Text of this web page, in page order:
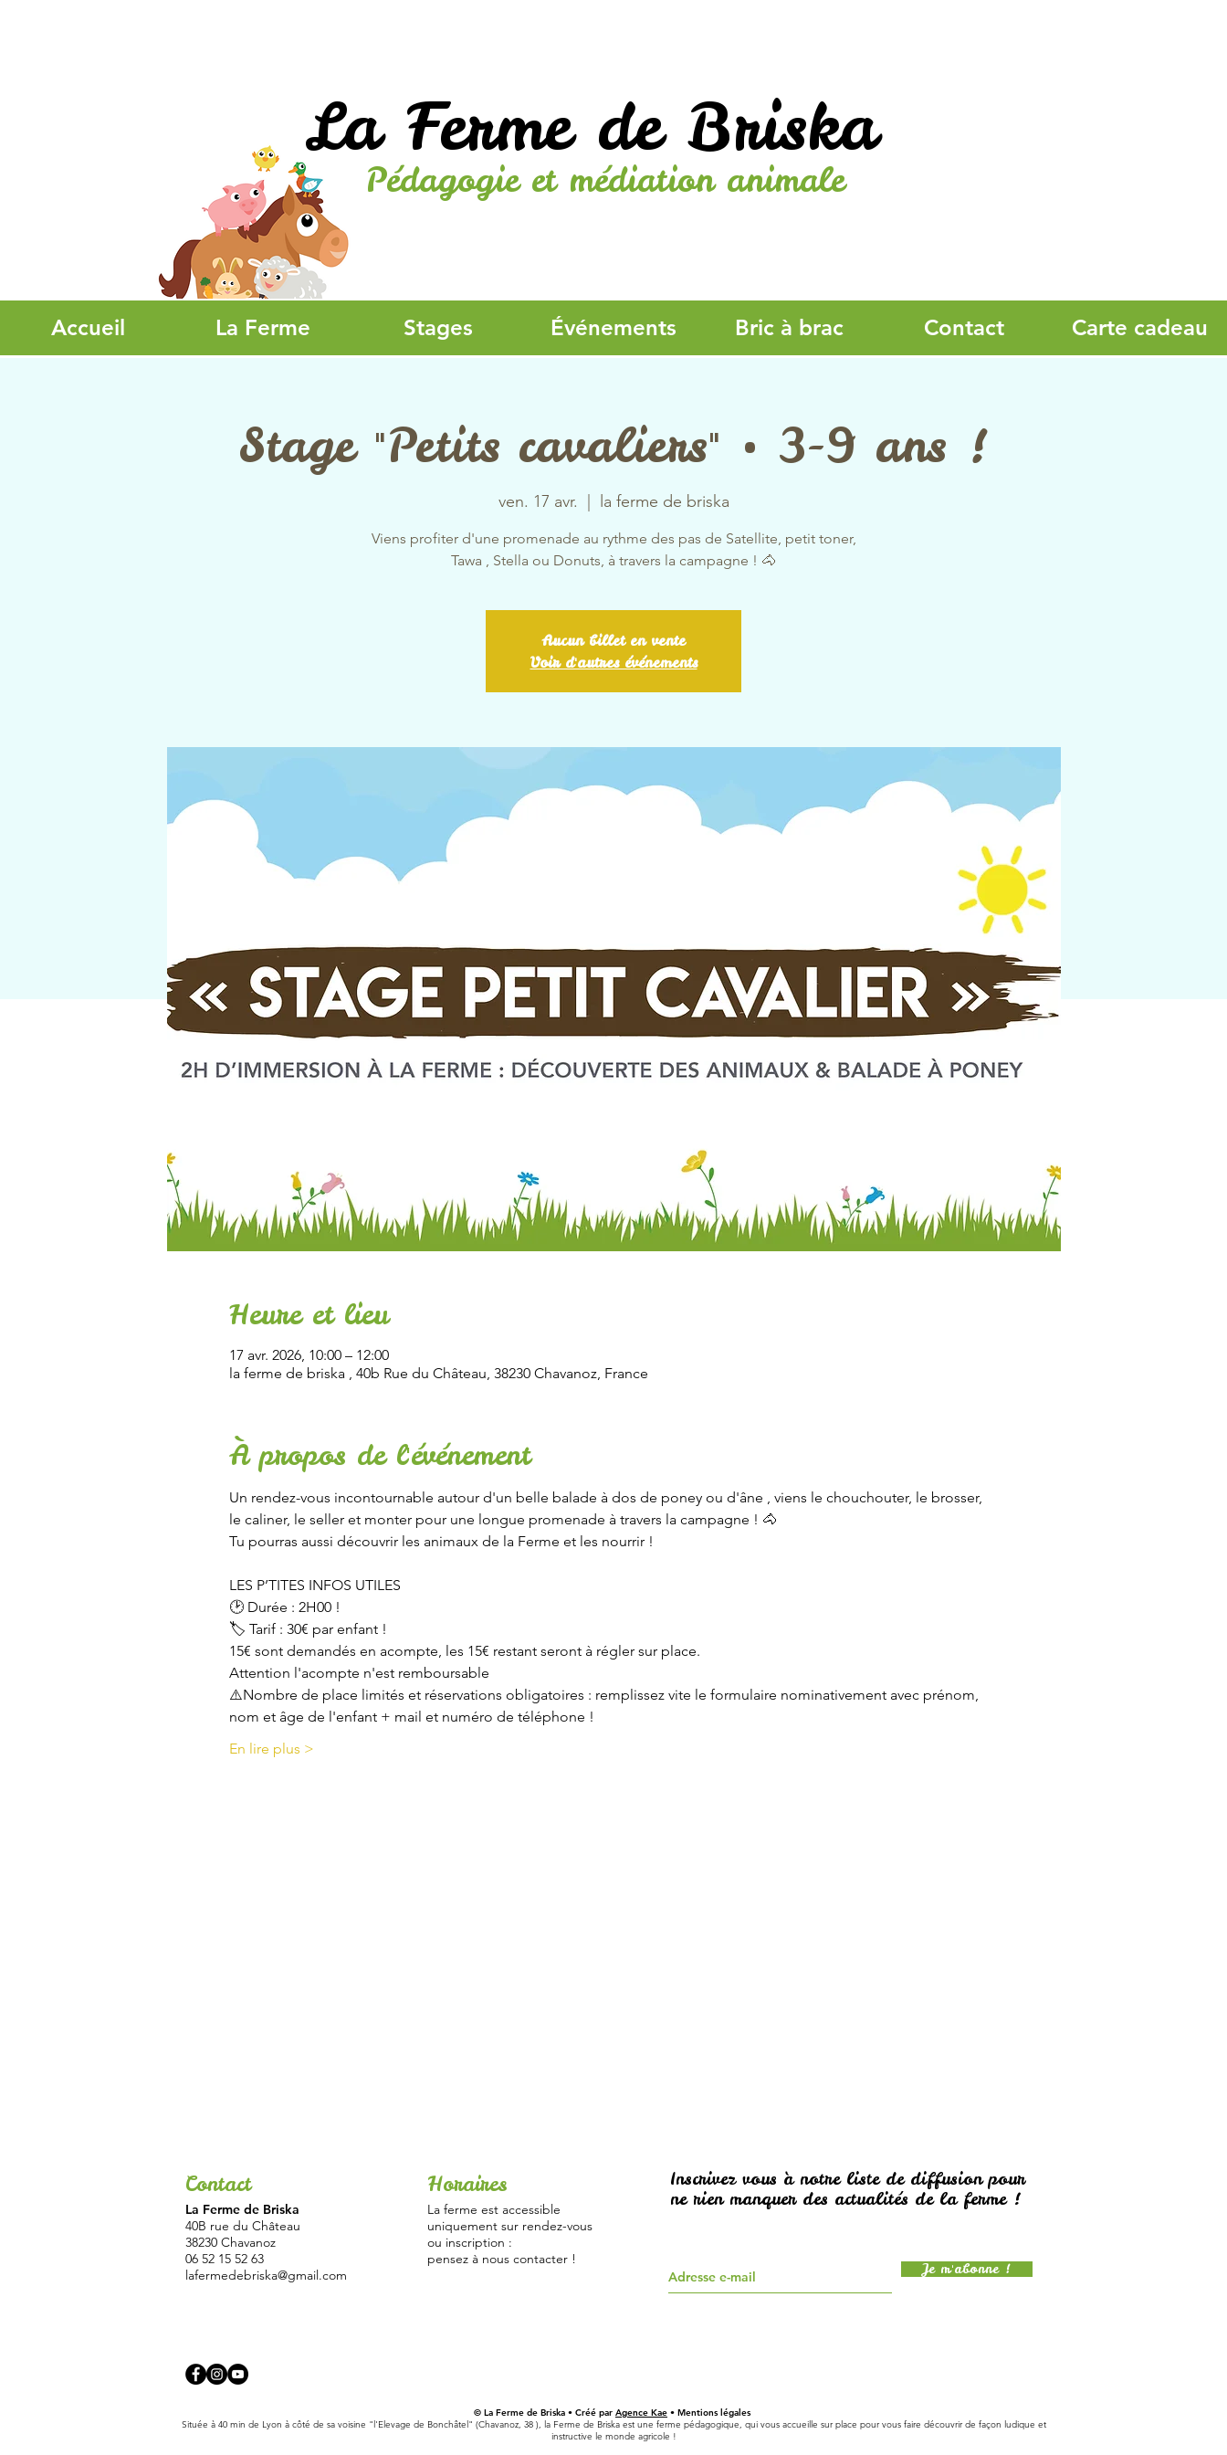
La Ferme de Briska
Pédagogie et médiation animale
Accueil La Ferme Stages Événements Bric à brac Contact Carte cadeau
Stage "Petits cavaliers" • 3-9 ans !
ven. 17 avr. la ferme de briska
Viens profiter d'une promenade au rythme des pas de Satellite, petit toner,
Tawa , Stella ou Donuts, à travers la campagne ! 🐴
Aucun billet en vente
Voir d'autres événements
Heure et lieu
17 avr. 2026, 10:00 – 12:00
la ferme de briska , 40b Rue du Château, 38230 Chavanoz, France
À propos de l'événement
Un rendez-vous incontournable autour d'un belle balade à dos de poney ou d'âne , viens le chouchouter, le brosser,
le caliner, le seller et monter pour une longue promenade à travers la campagne ! 🐴
Tu pourras aussi découvrir les animaux de la Ferme et les nourrir !
LES P’TITES INFOS UTILES
🕑 Durée : 2H00 !
🏷 Tarif : 30€ par enfant !
15€ sont demandés en acompte, les 15€ restant seront à régler sur place.
Attention l'acompte n'est remboursable
⚠️Nombre de place limités et réservations obligatoires : remplissez vite le formulaire nominativement avec prénom,
nom et âge de l'enfant + mail et numéro de téléphone !
En lire plus >
Contact
La Ferme de Briska
40B rue du Château
38230 Chavanoz
06 52 15 52 63
lafermedebriska@gmail.com
Horaires
La ferme est accessible
uniquement sur rendez-vous
ou inscription :
pensez à nous contacter !
Inscrivez vous à notre liste de diffusion pour
ne rien manquer des actualités de la ferme !
Je m'abonne !
© La Ferme de Briska • Créé par Agence Kae • Mentions légales
Située à 40 min de Lyon à côté de sa voisine "l'Elevage de Bonchâtel" (Chavanoz, 38 ), la Ferme de Briska est une ferme pédagogique, qui vous accueille sur place pour vous faire découvrir de façon ludique et
instructive le monde agricole !